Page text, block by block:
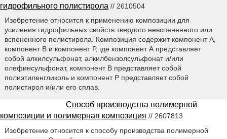
гидрофильного полистирола // 2610504
Изобретение относится к применению композиции для
усиления гидрофильных свойств твердого невспененного или
вспененного полистирола. Композиция содержит компонент А,
компонент В и компонент Р, где компонент А представляет
собой алкилсульфонат, алкилбензолсульфонат и/или
олефинсульфонат, компонент В представляет собой
полиэтиленгликоль и компонент Р представляет собой
полистирол и/или его сплав.
Способ производства полимерной
композиции и полимерная композиция // 2607813
Изобретение относится к способу производства полимерной